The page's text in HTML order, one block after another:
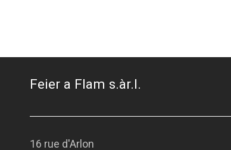
Feier a Flam s.àr.l.
16 rue d'Arlon